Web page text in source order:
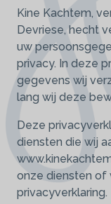
Kine Kachtem,
Devriese, hecht
uw
privacy. In deze
gegevens wij
lang wij deze
Deze
diensten die wij
onze diensten of
privacyverklaring.